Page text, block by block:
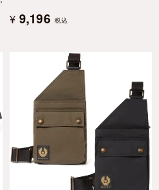
¥ 9,196 税込